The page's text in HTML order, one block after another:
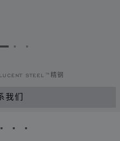
灯片 1
转到幻灯片 2
转到幻灯片 3
STEEL™精钢
我们
4 5
SLIDE 6
TO SLIDE 7
GO TO SLIDE 8
GO TO SLIDE 9
GO TO SLIDE 10